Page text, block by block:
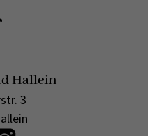
Hallein
3